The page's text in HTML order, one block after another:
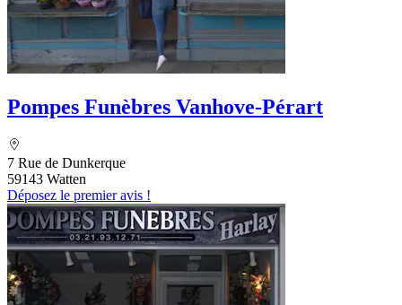
Pompes Funèbres Vanhove-Pérart
7 Rue de Dunkerque
59143 Watten
Déposez le premier avis !